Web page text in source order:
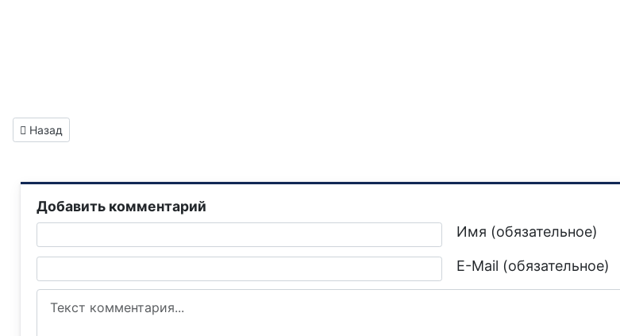
Предыдущий: Газета "Горловка.Сегодня" выпуск №565
Назад
Добавить комментарий
Имя (обязательное)
E-Mail (обязательное)